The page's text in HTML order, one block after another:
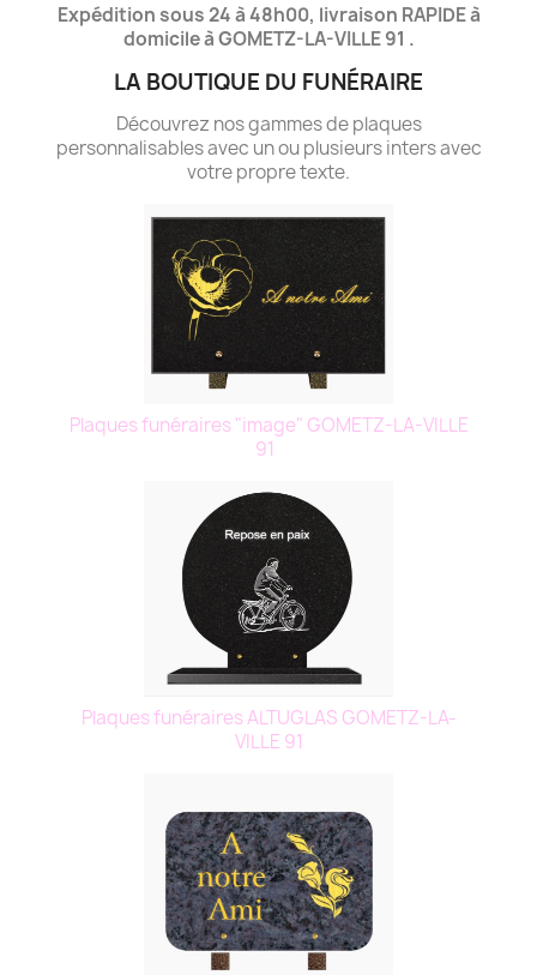
Expédition sous 24 à 48h00, livraison RAPIDE à
domicile à GOMETZ-LA-VILLE 91 .
LA BOUTIQUE DU FUNÉRAIRE
Découvrez nos gammes de plaques
personnalisables avec un ou plusieurs inters avec
votre propre texte.
Plaques funéraires "image" GOMETZ-LA-VILLE
91
Plaques funéraires ALTUGLAS GOMETZ-LA-
VILLE 91